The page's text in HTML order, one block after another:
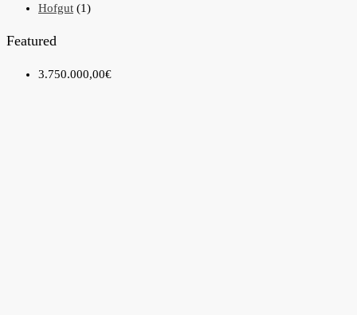
Hofgut (1)
Featured
3.750.000,00€